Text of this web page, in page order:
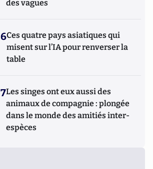
des vagues
6Ces quatre pays asiatiques qui
misent sur l’IA pour renverser la
table
7Les singes ont eux aussi des
animaux de compagnie : plongée
dans le monde des amitiés inter-
espèces